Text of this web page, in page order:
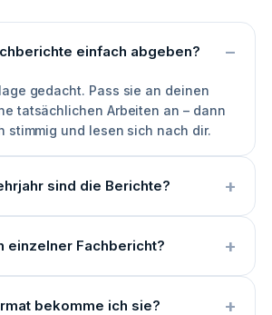
einfach abgeben?
gedacht. Pass sie an deinen
tatsächlichen Arbeiten an – dann
stimmig und lesen sich nach dir.
sind die Berichte?
einzelner Fachbericht?
bekomme ich sie?